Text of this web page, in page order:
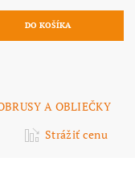
A OBLIEČKY
Strážiť cenu